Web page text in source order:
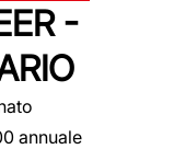
-
annuale